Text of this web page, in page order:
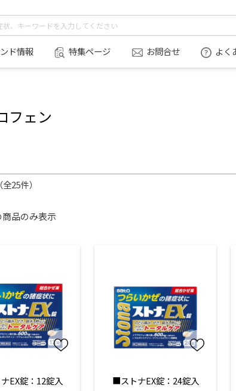
ド情報 特集ページ お問合せ よく
フェン
25件）
品のみ表示
EX錠：12錠入 ■ストナEX錠：24錠入